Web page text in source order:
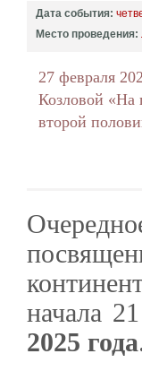
Дата события:
Место проведения:
27 февраля
Козловой «На
второй
начала
2025 года